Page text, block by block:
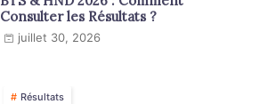
Consulter les Résultats ?
juillet 30, 2026
Résultats